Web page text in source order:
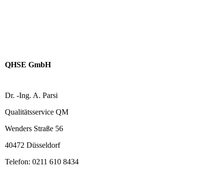
QHSE GmbH
Dr. -Ing. A. Parsi
Qualitätsservice QM
Wenders Straße 56
40472 Düsseldorf
Telefon: 0211 610 8434